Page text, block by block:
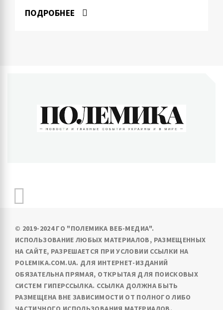
ПОДРОБНЕЕ
© 2019-2024 ГО "ПОЛЕМИКА ВЕБ-МЕДИА".
ИСПОЛЬЗОВАНИЕ ЛЮБЫХ МАТЕРИАЛОВ, РАЗМЕЩЕННЫХ
НА САЙТЕ, РАЗРЕШАЕТСЯ ПРИ УСЛОВИИ ССЫЛКИ НА
POLEMIKA.COM.UA. ДЛЯ ИНТЕРНЕТ-ИЗДАНИЙ
ОБЯЗАТЕЛЬНА ПРЯМАЯ, ОТКРЫТАЯ ДЛЯ ПОИСКОВЫХ
СИСТЕМ ГИПЕРССЫЛКА. ССЫЛКА ДОЛЖНА БЫТЬ
РАЗМЕЩЕНА ВНЕ ЗАВИСИМОСТИ ОТ ПОЛНОГО ЛИБО